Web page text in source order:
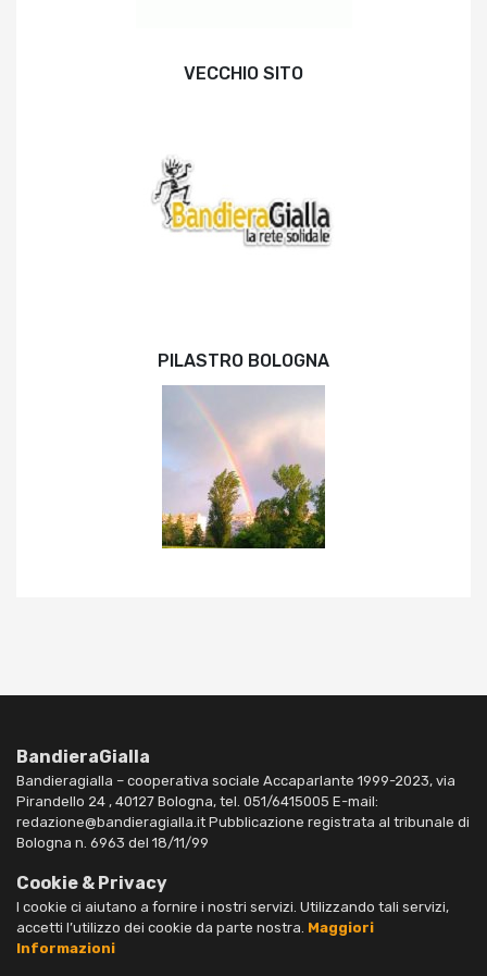
VECCHIO SITO
PILASTRO BOLOGNA
BandieraGialla
Bandieragialla – cooperativa sociale Accaparlante 1999-2023, via
Pirandello 24 , 40127 Bologna, tel. 051/6415005 E-mail:
redazione@bandieragialla.it Pubblicazione registrata al tribunale di
Bologna n. 6963 del 18/11/99
Cookie & Privacy
I cookie ci aiutano a fornire i nostri servizi. Utilizzando tali servizi,
accetti l’utilizzo dei cookie da parte nostra. Maggiori
Informazioni